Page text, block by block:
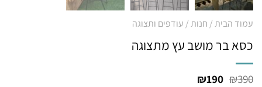
עמוד הבית/ חנות/ עודפים ותצוגה
כסא בר מושב עץ מתצוגה
₪390 המחיר
₪190 המחיר